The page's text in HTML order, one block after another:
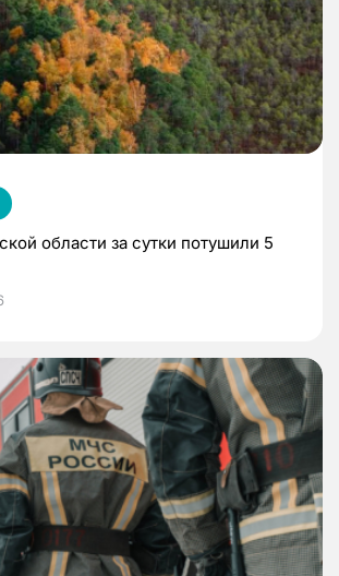
области за сутки потушили 5